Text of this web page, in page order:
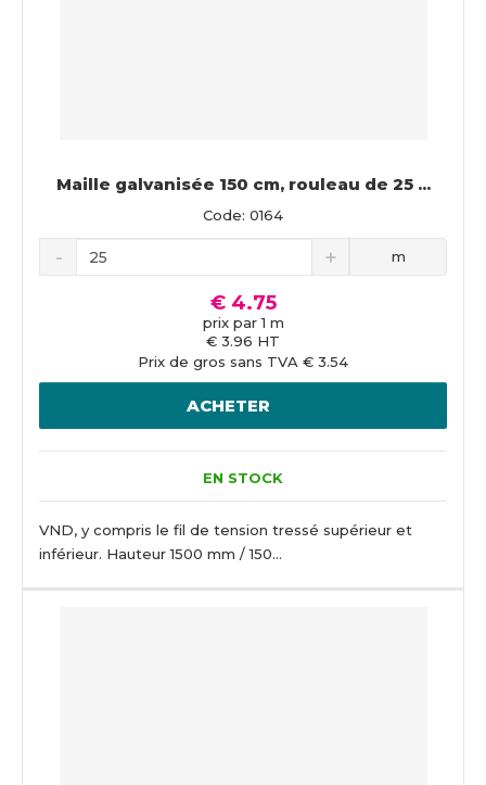
Maille galvanisée 150 cm, rouleau de 25 ...
Code: 0164
€ 4.75
prix par 1 m
€ 3.96 HT
Prix de gros sans TVA € 3.54
m
ACHETER
EN STOCK
VND, y compris le fil de tension tressé supérieur et
inférieur. Hauteur 1500 mm / 150...